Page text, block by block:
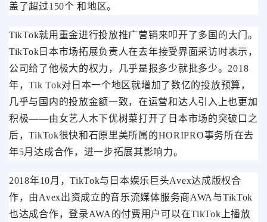
盖了超过150个 和地区。
TikTok就用重金进行投放推广营销来叩开了多国的大门。
TikTok日本市场拓展负责人在去年接受界面采访时表示，
公司给了他极大的权力，几乎是报多少就批多少。2018
年，Tik Tok对日本一个地区就增加了数亿的投放预算，
几乎与国内的投放金额一致，在运营和达人引入上也更加
积极——由女艺人木下优树菜打开了日本市场的突破口之
后，TikTok很快和石原里美所属的HORIPRO事务所在去
年5月达成合作，进一步拓展其影响力。
2018年10月，TikTok与日本娱乐巨头Avex达成版权合
作，由Avex出资成立的音乐流媒体服务商AWA与TikTok
也达成合作，登录AWA的付费用户可以在TikTok上播放